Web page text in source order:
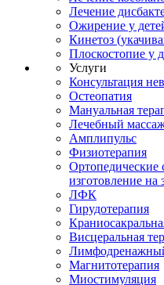
Лечение
Ожирение у
Кинетоз
Плоскостопие у
Услуги
Консультация
Остеопатия
Мануальная
Лечебный
Амплипульс
Физиотерапия
Ортопедические
изготовление на
ЛФК
Гирудотерапия
Висцеральная
Магнитотерапия
Миостимуляция